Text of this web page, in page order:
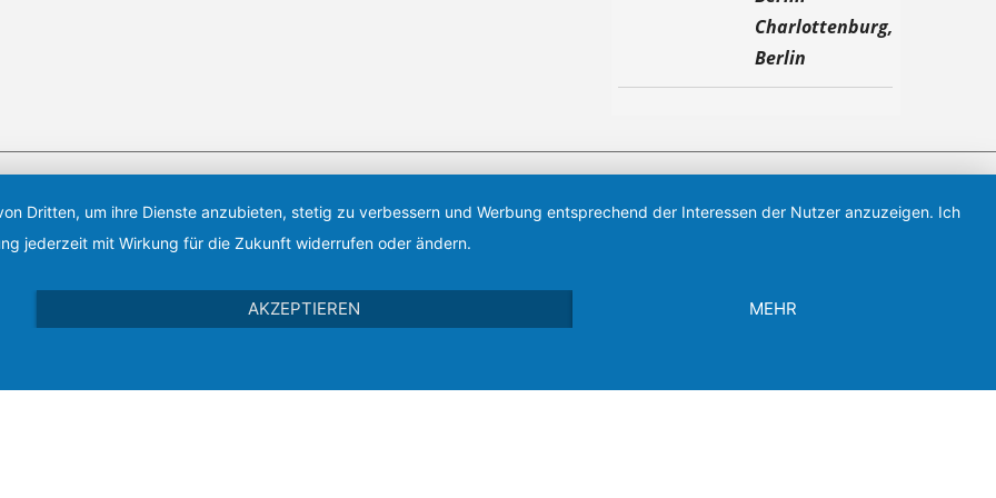
Charlottenburg,
Berlin
12 Aikido Vereine, davon 11 Vereine aus Berlin und Brandenburg sowie 1 Verein aus Sachsen-Anhalt, verbunden.
Dritten, um ihre Dienste anzubieten, stetig zu verbessern und Werbung entsprechend der Interessen der Nutzer anzuzeigen. Ich
jederzeit mit Wirkung für die Zukunft widerrufen oder ändern.
AKZEPTIEREN MEHR